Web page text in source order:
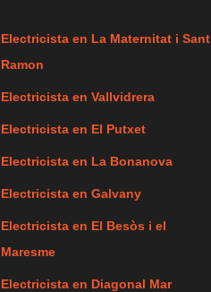
Electricista en La Maternitat i Sant
Ramon
Electricista en Vallvidrera
Electricista en El Putxet
Electricista en La Bonanova
Electricista en Galvany
Electricista en El Besòs i el
Maresme
Electricista en Diagonal Mar